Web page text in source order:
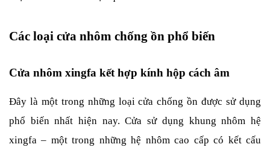
Các loại cửa nhôm chống ồn phổ biến
Cửa nhôm xingfa kết hợp kính hộp cách âm
Đây là một trong những loại cửa chống ồn được sử dụng
phổ biến nhất hiện nay. Cửa sử dụng khung nhôm hệ
xingfa – một trong những hệ nhôm cao cấp có kết cấu